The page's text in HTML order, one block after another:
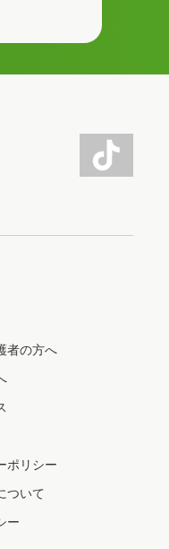
者の方へ
ポリシー
ついて
ー